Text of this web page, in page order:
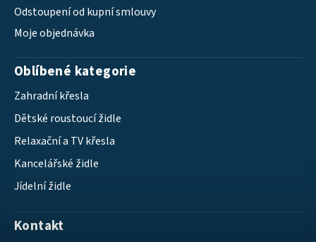
Odstoupení od kupní smlouvy
Moje objednávka
Oblíbené kategorie
Zahradní křesla
Dětské roustoucí židle
Relaxační a TV křesla
Kancelářské židle
Jídelní židle
Kontakt